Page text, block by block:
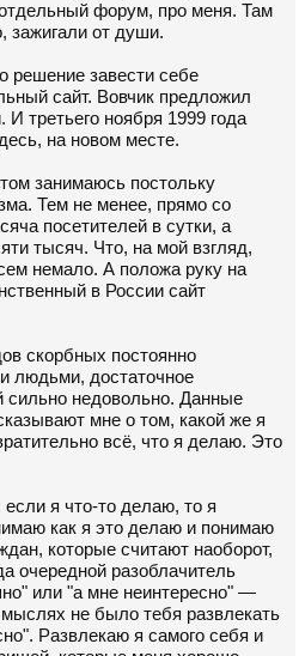
форум, про меня. Там
зажигали от души.
решение завести себе
сайт. Вовчик предложил
третьего ноября 1999 года
на новом месте.
занимаюсь постольку
Тем не менее, прямо со
посетителей в сутки, а
тысяч. Что, на мой взгляд,
немало. А положа руку на
в России сайт
скорбных постоянно
людьми, достаточное
сильно недовольно. Данные
мне о том, какой же я
всё, что я делаю. Это
я что-то делаю, то я
как я это делаю и понимаю
которые считают наоборот,
очередной разоблачитель
или "а мне неинтересно" —
не было тебя развлекать
Развлекаю я самого себя и